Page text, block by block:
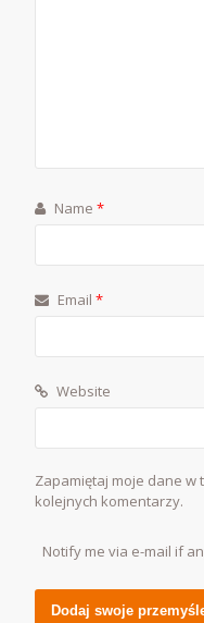
Name*
Email*
Website
Zapamiętaj moje dane w
kolejnych komentarzy.
Notify me via e-mail if